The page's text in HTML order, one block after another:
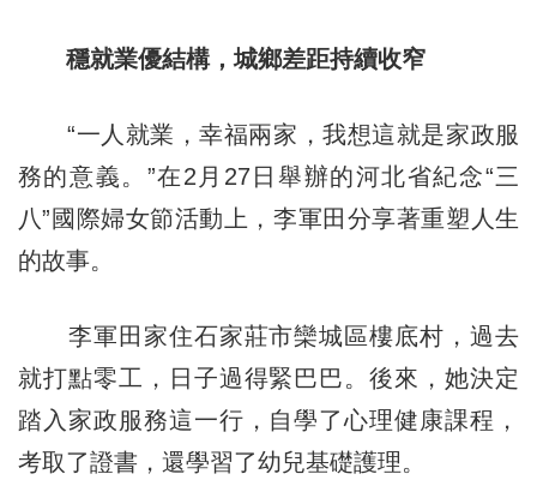
穩就業優結構，城鄉差距持續收窄
“一人就業，幸福兩家，我想這就是家政服
務的意義。”在2月27日舉辦的河北省紀念“三
八”國際婦女節活動上，李軍田分享著重塑人生
的故事。
李軍田家住石家莊市欒城區樓底村，過去
就打點零工，日子過得緊巴巴。後來，她決定
踏入家政服務這一行，自學了心理健康課程，
考取了證書，還學習了幼兒基礎護理。